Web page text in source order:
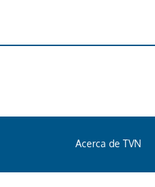
Acerca de TVN